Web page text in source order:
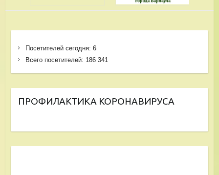
Посетителей сегодня: 6
Всего посетителей: 186 341
ПРОФИЛАКТИКА КОРОНАВИРУСА